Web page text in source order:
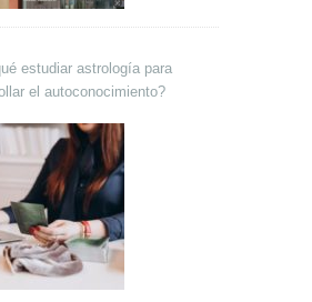
estudiar astrología para
el autoconocimiento?